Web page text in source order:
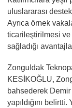
uluslararası
Ayrıca örnek
ticarileştirilmesi ve
sağladığı
Zonguldak
KESİKOĞLU,
bahsederek Demir
yapıldığını